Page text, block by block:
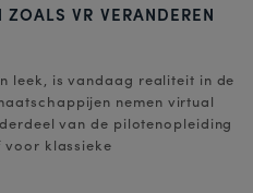
VR VERANDEREN
leek, is vandaag realiteit in de
nemen virtual
van de pilotenopleiding
klassieke